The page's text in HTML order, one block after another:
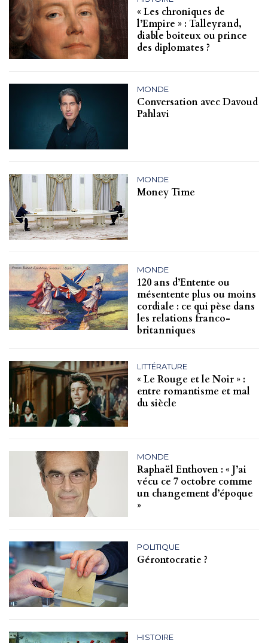
« Les chroniques de
l’Empire » : Talleyrand,
diable boiteux ou prince
des diplomates ?
MONDE
Conversation avec Davoud
Pahlavi
MONDE
Money Time
MONDE
120 ans d’Entente ou
mésentente plus ou moins
cordiale : ce qui pèse dans
les relations franco-
britanniques
LITTÉRATURE
« Le Rouge et le Noir » :
entre romantisme et mal
du siècle
MONDE
Raphaël Enthoven : « J’ai
vécu ce 7 octobre comme
un changement d’époque
»
POLITIQUE
Gérontocratie ?
HISTOIRE